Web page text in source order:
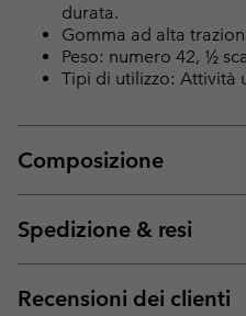
durata.
Gomma ad alta
Peso: numero 42, ½
Tipi di utilizzo: Attività
Composizione
Spedizione & resi
Recensioni dei clienti